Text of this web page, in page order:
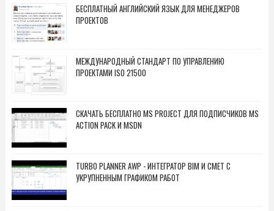
БЕСПЛАТНЫЙ АНГЛИЙСКИЙ ЯЗЫК ДЛЯ МЕНЕДЖЕРОВ
ПРОЕКТОВ
МЕЖДУНАРОДНЫЙ СТАНДАРТ ПО УПРАВЛЕНИЮ
ПРОЕКТАМИ ISO 21500
СКАЧАТЬ БЕСПЛАТНО MS PROJECT ДЛЯ ПОДПИСЧИКОВ MS
ACTION PACK И MSDN
TURBO PLANNER AWP - ИНТЕГРАТОР BIM И СМЕТ С
УКРУПНЕННЫМ ГРАФИКОМ РАБОТ